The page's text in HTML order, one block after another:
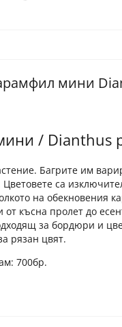
мини
/ Dianthus
Багрите им
са
на обекновения
от късна пролет до
за бордюри и
рязан цвят.
700бр.